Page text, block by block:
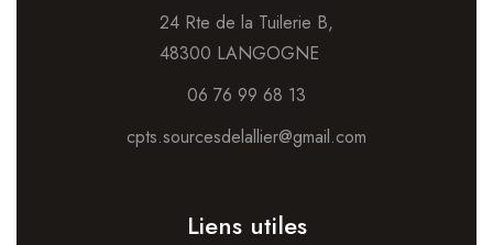
24 Rte de la Tuilerie B,
48300 LANGOGNE
06 76 99 68 13
cpts.sourcesdelallier@gmail.com
Liens utiles